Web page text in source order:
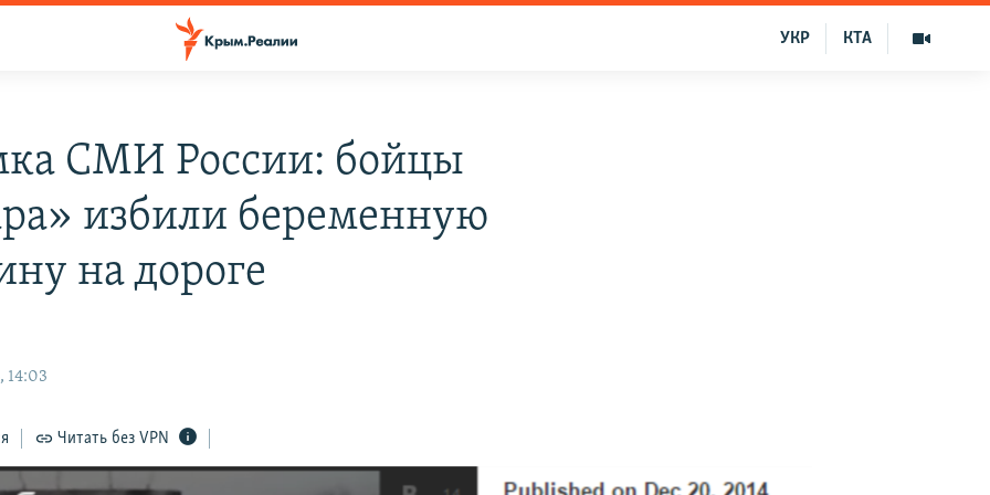
КТА
УКР
СМИ России: бойцы
избили беременную
на дороге
14:03
Читать без VPN